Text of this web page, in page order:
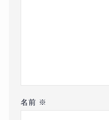
名前 ※